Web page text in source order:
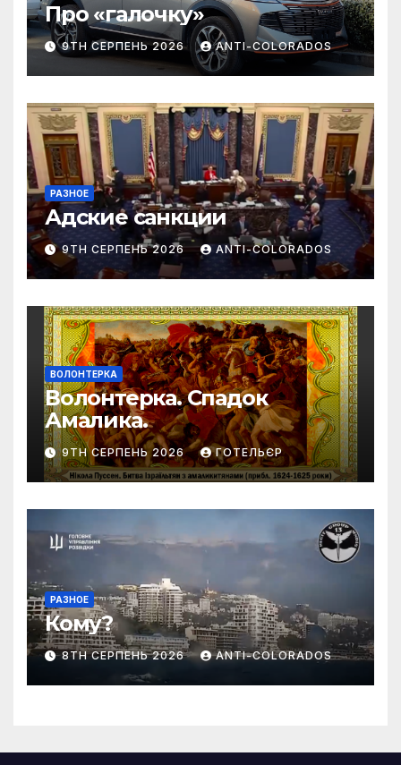
Про «галочку»
9TH СЕРПЕНЬ 2026 ANTI-COLORADOS
РАЗНОЕ
Адские санкции
9TH СЕРПЕНЬ 2026 ANTI-COLORADOS
ВОЛОНТЕРКА
Волонтерка. Спадок
Амалика.
9TH СЕРПЕНЬ 2026 ГОТЕЛЬЄР
РАЗНОЕ
Кому?
8TH СЕРПЕНЬ 2026 ANTI-COLORADOS